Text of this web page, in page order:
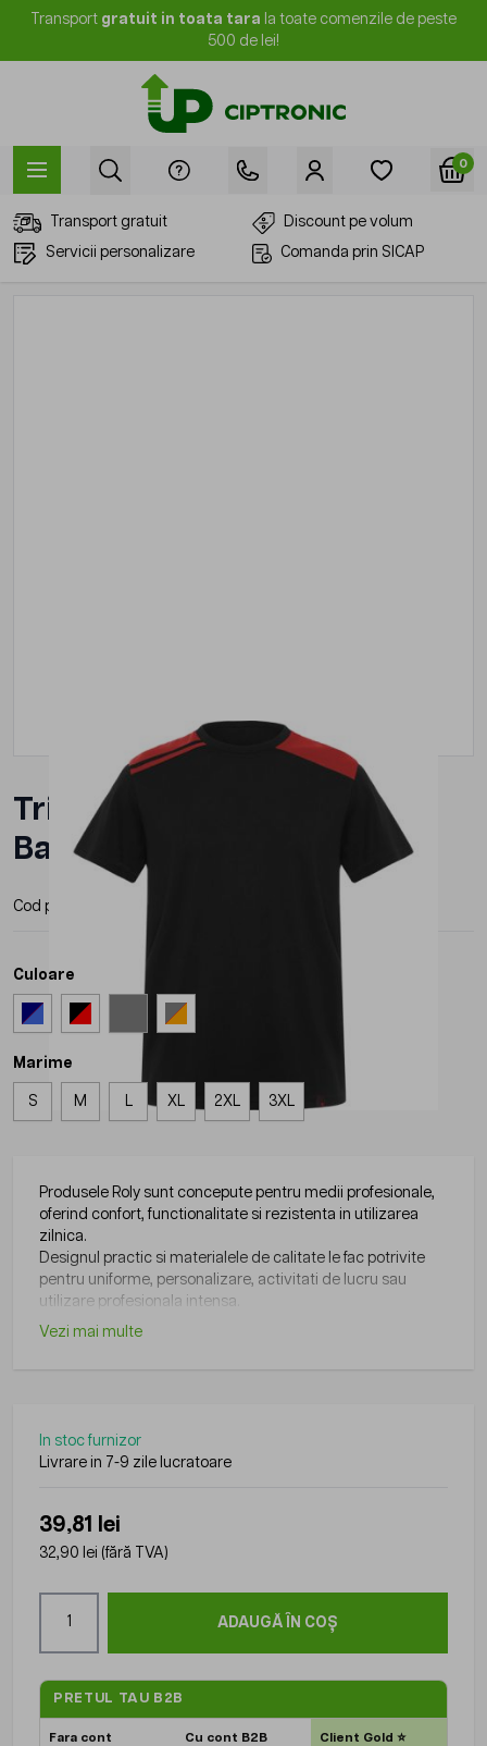
Mergi la Conținut
Transport gratuit in toata tara la toate comenzile de peste
500 de lei!
0
Transport gratuit
Discount pe volum
Servicii personalizare
Comanda prin SICAP
Tricou Roly Expedition
Barbat
Cod produs: CA84112
Culoare
Marime
S M XL 2XL 3XL
Produsele Roly sunt concepute pentru medii profesionale,
oferind confort, functionalitate si rezistenta in utilizarea
zilnica.
Designul practic si materialele de calitate le fac potrivite
pentru uniforme, personalizare, activitati de lucru sau
utilizare profesionala intensa.
Vezi mai multe
In stoc furnizor
Livrare in 7-9 zile lucratoare
39,81 lei
32,90 lei (fără TVA)
ADAUGĂ ÎN COȘ
PRETUL TAU B2B
Fara cont Cu cont B2B Client Gold⭐